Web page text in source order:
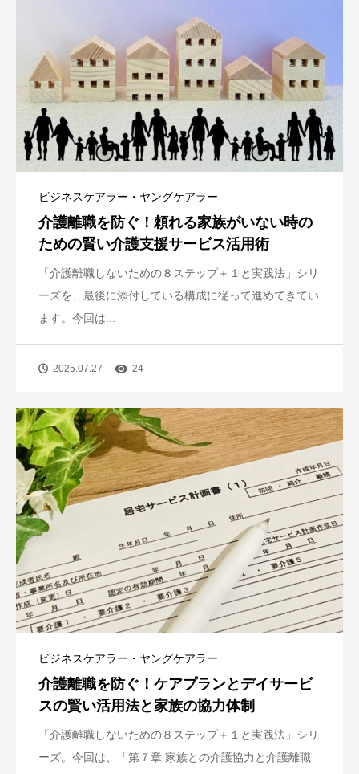
ビジネスケアラー・ヤングケアラー
介護離職を防ぐ！頼れる家族がいない時の
ための賢い介護支援サービス活用術
「介護離職しないための８ステップ＋１と実践法」シリ
ーズを、最後に添付している構成に従って進めてきてい
ます。今回は...
2025.07.27 24
ビジネスケアラー・ヤングケアラー
介護離職を防ぐ！ケアプランとデイサービ
スの賢い活用法と家族の協力体制
「介護離職しないための８ステップ＋１と実践法」シリ
ーズ。今回は、「第７章 家族との介護協力と介護離職